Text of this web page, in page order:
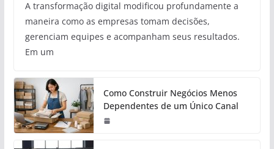
A transformação digital modificou profundamente a
maneira como as empresas tomam decisões,
gerenciam equipes e acompanham seus resultados.
Em um
Como Construir Negócios Menos
Dependentes de um Único Canal